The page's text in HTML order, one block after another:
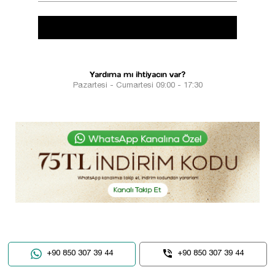
Yardıma mı ihtiyacın var?
Pazartesi - Cumartesi 09:00 - 17:30
+90 850 307 39 44 +90 850 307 39 44